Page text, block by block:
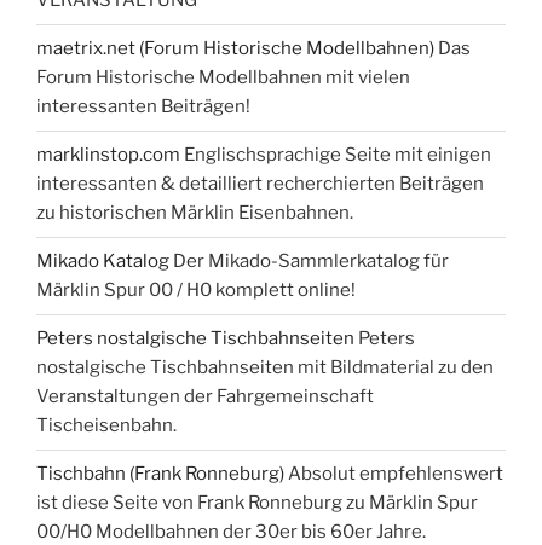
maetrix.net (Forum Historische Modellbahnen) Das
Forum Historische Modellbahnen mit vielen
interessanten Beiträgen!
marklinstop.com Englischsprachige Seite mit einigen
interessanten & detailliert recherchierten Beiträgen
zu historischen Märklin Eisenbahnen.
Mikado Katalog Der Mikado-Sammlerkatalog für
Märklin Spur 00 / H0 komplett online!
Peters nostalgische Tischbahnseiten Peters
nostalgische Tischbahnseiten mit Bildmaterial zu den
Veranstaltungen der Fahrgemeinschaft
Tischeisenbahn.
Tischbahn (Frank Ronneburg)Absolut empfehlenswert
ist diese Seite von Frank Ronneburg zu Märklin Spur
00/H0 Modellbahnen der 30er bis 60er Jahre.